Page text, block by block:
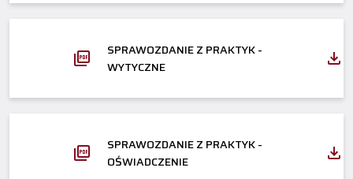
SPRAWOZDANIE Z PRAKTYK -
WYTYCZNE
SPRAWOZDANIE Z PRAKTYK -
OŚWIADCZENIE